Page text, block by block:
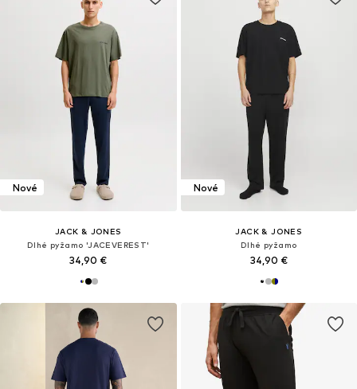
Nové
JACK & JONES
Dlhé pyžamo 'JACEVEREST'
34,90 €
Nové
JACK & JONES
Dlhé pyžamo
34,90 €